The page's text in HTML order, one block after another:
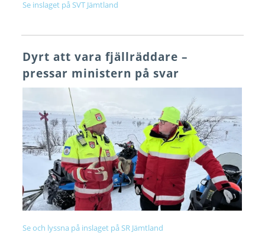
Se inslaget på SVT Jämtland
Dyrt att vara fjällräddare –
pressar ministern på svar
Se och lyssna på inslaget på SR Jämtland